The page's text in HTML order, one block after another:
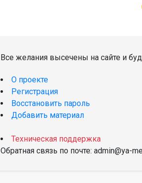
Все желания высечены на сайте и
О проекте
Регистрация
Восстановить пароль
Добавить материал
Техническая поддержка
Обратная связь по почте: admin@ya-